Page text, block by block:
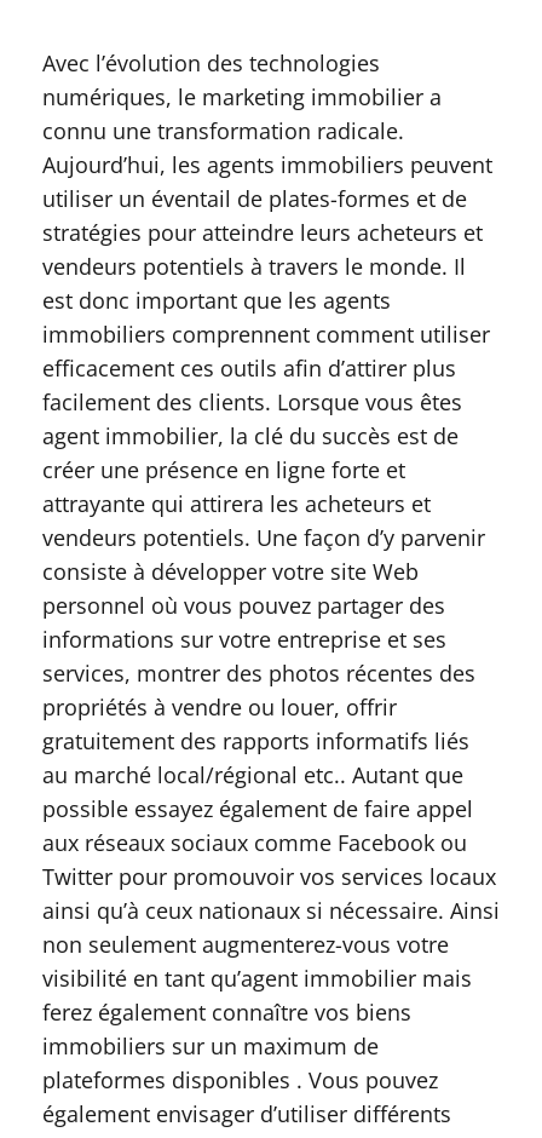
Avec l’évolution des technologies
numériques, le marketing immobilier a
connu une transformation radicale.
Aujourd’hui, les agents immobiliers peuvent
utiliser un éventail de plates-formes et de
stratégies pour atteindre leurs acheteurs et
vendeurs potentiels à travers le monde. Il
est donc important que les agents
immobiliers comprennent comment utiliser
efficacement ces outils afin d’attirer plus
facilement des clients. Lorsque vous êtes
agent immobilier, la clé du succès est de
créer une présence en ligne forte et
attrayante qui attirera les acheteurs et
vendeurs potentiels. Une façon d’y parvenir
consiste à développer votre site Web
personnel où vous pouvez partager des
informations sur votre entreprise et ses
services, montrer des photos récentes des
propriétés à vendre ou louer, offrir
gratuitement des rapports informatifs liés
au marché local/régional etc.. Autant que
possible essayez également de faire appel
aux réseaux sociaux comme Facebook ou
Twitter pour promouvoir vos services locaux
ainsi qu’à ceux nationaux si nécessaire. Ainsi
non seulement augmenterez-vous votre
visibilité en tant qu’agent immobilier mais
ferez également connaître vos biens
immobiliers sur un maximum de
plateformes disponibles . Vous pouvez
également envisager d’utiliser différents